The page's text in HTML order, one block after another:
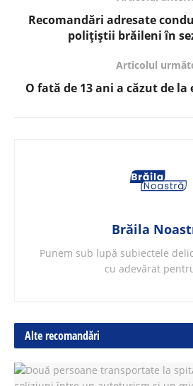
Recomandări adresate
polițiștii brăileni în
Articolul
O fată de 13 ani a căzut de
Brăila
Punem sub lupă subiectele
cu adevărat
Alte recomandări